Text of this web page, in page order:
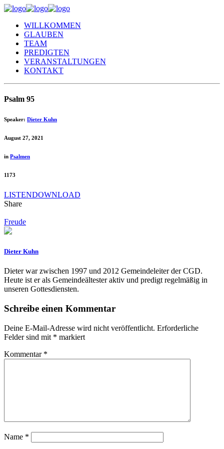
WILLKOMMEN
GLAUBEN
TEAM
PREDIGTEN
VERANSTALTUNGEN
KONTAKT
Psalm 95
Speaker: Dieter Kuhn
August 27, 2021
in Psalmen
1173
LISTENDOWNLOAD
Share
Freude
Dieter Kuhn
Dieter war zwischen 1997 und 2012 Gemeindeleiter der CGD.
Heute ist er als Gemeindeältester aktiv und predigt regelmäßig in
unseren Gottesdiensten.
Schreibe einen Kommentar
Deine E-Mail-Adresse wird nicht veröffentlicht. Erforderliche
Felder sind mit * markiert
Kommentar *
Name *